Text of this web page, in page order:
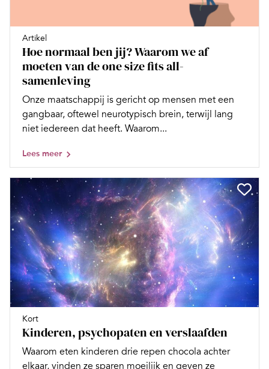
Artikel
Hoe normaal ben jij? Waarom we af
moeten van de one size fits all-
samenleving
Onze maatschappij is gericht op mensen met een
gangbaar, oftewel neurotypisch brein, terwijl lang
niet iedereen dat heeft. Waarom...
Lees meer
Kort
Kinderen, psychopaten en verslaafden
Waarom eten kinderen drie repen chocola achter
elkaar, vinden ze sparen moeilijk en geven ze